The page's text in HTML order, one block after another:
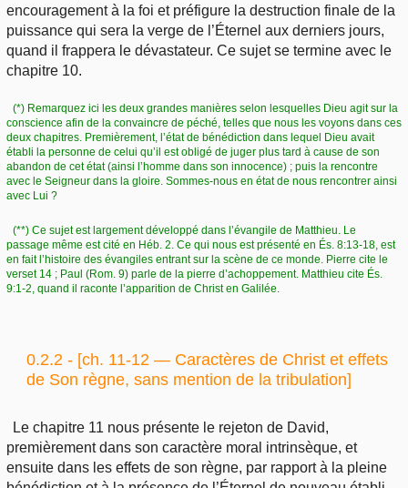
encouragement à la foi et préfigure la destruction finale de la
puissance qui sera la verge de l’Éternel aux derniers jours,
quand il frappera le dévastateur. Ce sujet se termine avec le
chapitre 10.
(*) Remarquez ici les deux grandes manières selon lesquelles Dieu agit sur la
conscience afin de la convaincre de péché, telles que nous les voyons dans ces
deux chapitres. Premièrement, l’état de bénédiction dans lequel Dieu avait
établi la personne de celui qu’il est obligé de juger plus tard à cause de son
abandon de cet état (ainsi l’homme dans son innocence) ; puis la rencontre
avec le Seigneur dans la gloire. Sommes-nous en état de nous rencontrer ainsi
avec Lui ?
(**) Ce sujet est largement développé dans l’évangile de Matthieu. Le
passage même est cité en Héb. 2. Ce qui nous est présenté en És. 8:13-18, est
en fait l’histoire des évangiles entrant sur la scène de ce monde. Pierre cite le
verset 14 ; Paul (Rom. 9) parle de la pierre d’achoppement. Matthieu cite És.
9:1-2, quand il raconte l’apparition de Christ en Galilée.
0.2.2 - [ch. 11-12 — Caractères de Christ et effets
de Son règne, sans mention de la tribulation]
Le chapitre 11 nous présente le rejeton de David,
premièrement dans son caractère moral intrinsèque, et
ensuite dans les effets de son règne, par rapport à la pleine